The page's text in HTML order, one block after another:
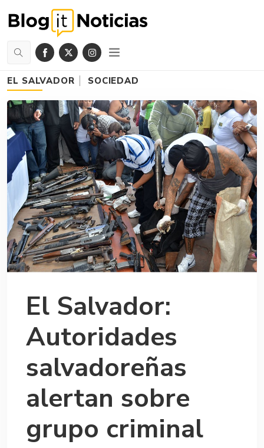
EL SALVADOR SOCIEDAD
El Salvador:
Autoridades
salvadoreñas
alertan sobre
grupo criminal